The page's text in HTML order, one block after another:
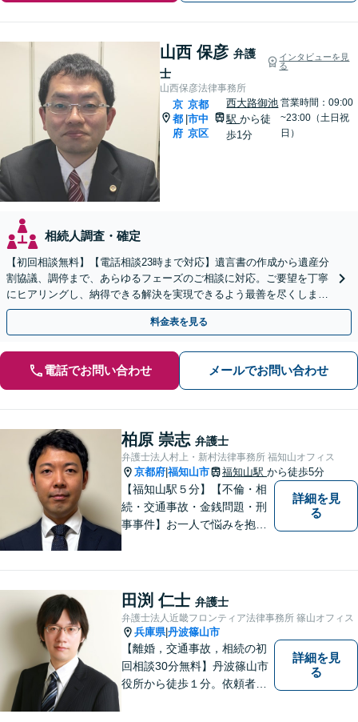
山西 保彦 弁護
士
インタビューを見
る
山西保彦法律事務所
京
都
府
|
京都
市中
京区
西大路御池
駅から徒
歩1分
営業時間：09:00
~23:00（土日祝
日）
相続人調査・確定
【初回相談無料】【電話相談23時まで対応】遺言書の作成から遺産分
割協議、調停まで、あらゆるフェーズのご相談に対応。ご要望を丁寧
にヒアリングし、納得できる解決を実現できるよう最善を尽くします
【夜間・休日対応可】【西大路御池駅徒歩1分】
料金表を見る
電話でお問い合わせ メールでお問い合わせ
柏原 崇志 弁護士
弁護士法人村上・新村法律事務所 福知山オフィス
京都府 福知山市 福知山駅 から徒歩5分
【福知山駅５分】【不倫・相
続・交通事故・金銭問題・刑
事事件】お一人で悩みを抱え
詳細を見
る
田渕 仁士 弁護士
弁護士法人近畿フロンティア法律事務所 篠山オフィス
兵庫県|丹波篠山市
【離婚，交通事故，相続の初
回相談30分無料】丹波篠山市
役所から徒歩１分。依頼者の
詳細を見
る